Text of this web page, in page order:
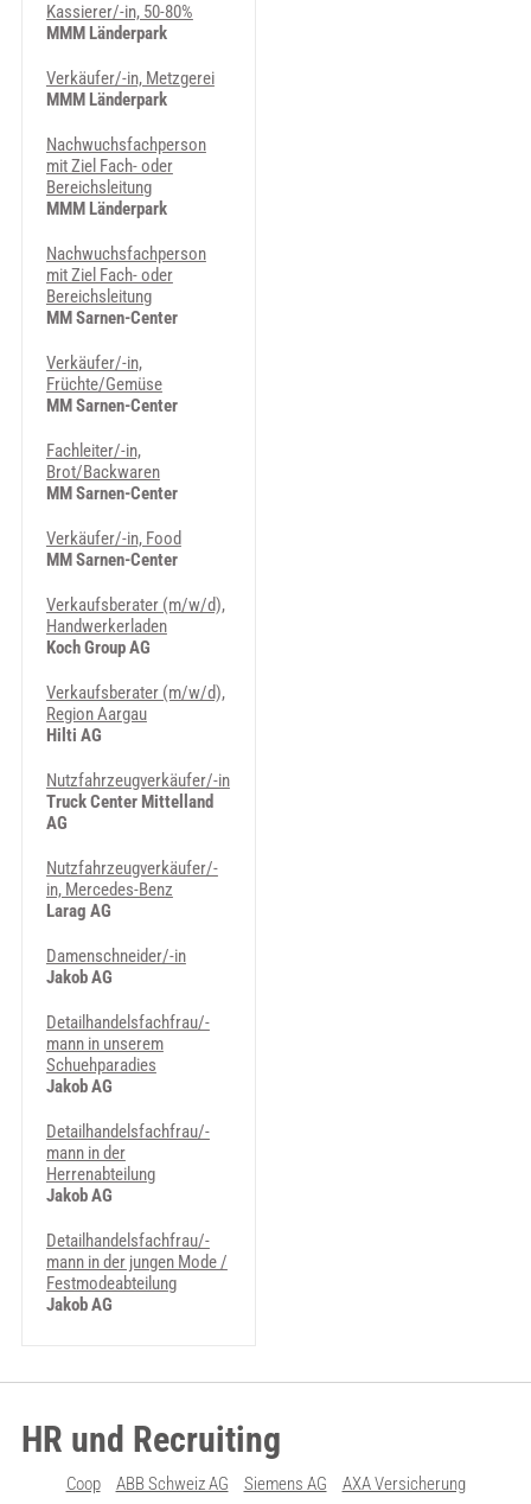
Kassierer/-in, 50-80%
MMM Länderpark
Verkäufer/-in, Metzgerei
MMM Länderpark
Nachwuchsfachperson
mit Ziel Fach- oder
Bereichsleitung
MMM Länderpark
Nachwuchsfachperson
mit Ziel Fach- oder
Bereichsleitung
MM Sarnen-Center
Verkäufer/-in,
Früchte/Gemüse
MM Sarnen-Center
Fachleiter/-in,
Brot/Backwaren
MM Sarnen-Center
Verkäufer/-in, Food
MM Sarnen-Center
Verkaufsberater (m/w/d),
Handwerkerladen
Koch Group AG
Verkaufsberater (m/w/d),
Region Aargau
Hilti AG
Nutzfahrzeugverkäufer/-in
Truck Center Mittelland
AG
Nutzfahrzeugverkäufer/-
in, Mercedes-Benz
Larag AG
Damenschneider/-in
Jakob AG
Detailhandelsfachfrau/-
mann in unserem
Schuehparadies
Jakob AG
Detailhandelsfachfrau/-
mann in der
Herrenabteilung
Jakob AG
Detailhandelsfachfrau/-
mann in der jungen Mode /
Festmodeabteilung
Jakob AG
HR und Recruiting
Coop ABB Schweiz AG Siemens AG AXA Versicherung